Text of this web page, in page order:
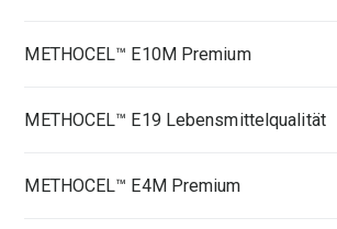
METHOCEL™ E10M Premium
METHOCEL™ E19 Lebensmittelqualität
METHOCEL™ E4M Premium